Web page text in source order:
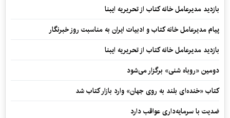
بازدید مدیرعامل خانه کتاب از تحریریه ایبنا
پیام مدیرعامل خانه کتاب و ادبیات ایران به مناسبت روز خبرنگار
بازدید مدیرعامل خانه کتاب از تحریریه ایبنا
دومین «روباه شنی» برگزار می‌شود
کتاب «خنده‌ای بلند به روی جهان» وارد بازار کتاب شد
ضدیت با سرمایه‌داری عواقب دارد